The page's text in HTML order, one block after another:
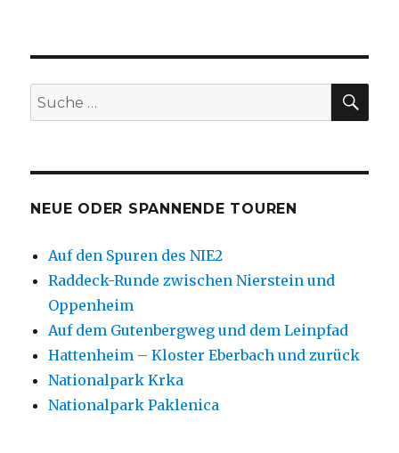
Suche
nach:
NEUE ODER SPANNENDE TOUREN
Auf den Spuren des NIE2
Raddeck-Runde zwischen Nierstein und
Oppenheim
Auf dem Gutenbergweg und dem Leinpfad
Hattenheim – Kloster Eberbach und zurück
Nationalpark Krka
Nationalpark Paklenica